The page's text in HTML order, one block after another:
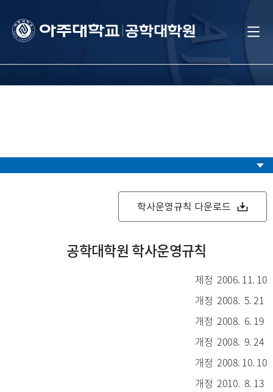
학사운영규칙 다운로드
공학대학원 학사운영규칙
제정 2006. 11. 10
개정 2008. 5. 21
개정 2008. 6. 19
개정 2008. 9. 24
개정 2008. 10. 10
개정 2010. 8. 13